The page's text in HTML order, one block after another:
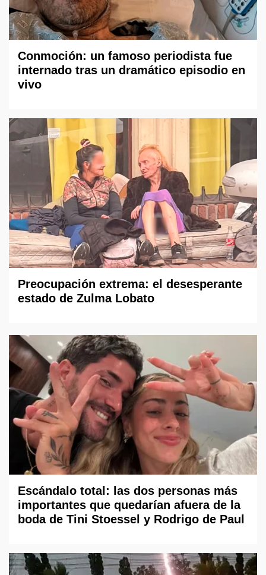
Conmoción: un famoso periodista fue
internado tras un dramático episodio en
vivo
Preocupación extrema: el desesperante
estado de Zulma Lobato
Escándalo total: las dos personas más
importantes que quedarían afuera de la
boda de Tini Stoessel y Rodrigo de Paul